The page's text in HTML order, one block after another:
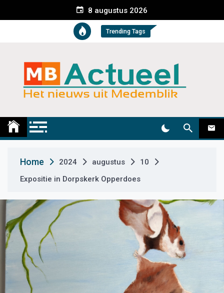
e
t
8 augustus 2026
Trending Tags
Medemblik Actueel
Home 2024 augustus
10
Expositie in Dorpskerk Opperdoes